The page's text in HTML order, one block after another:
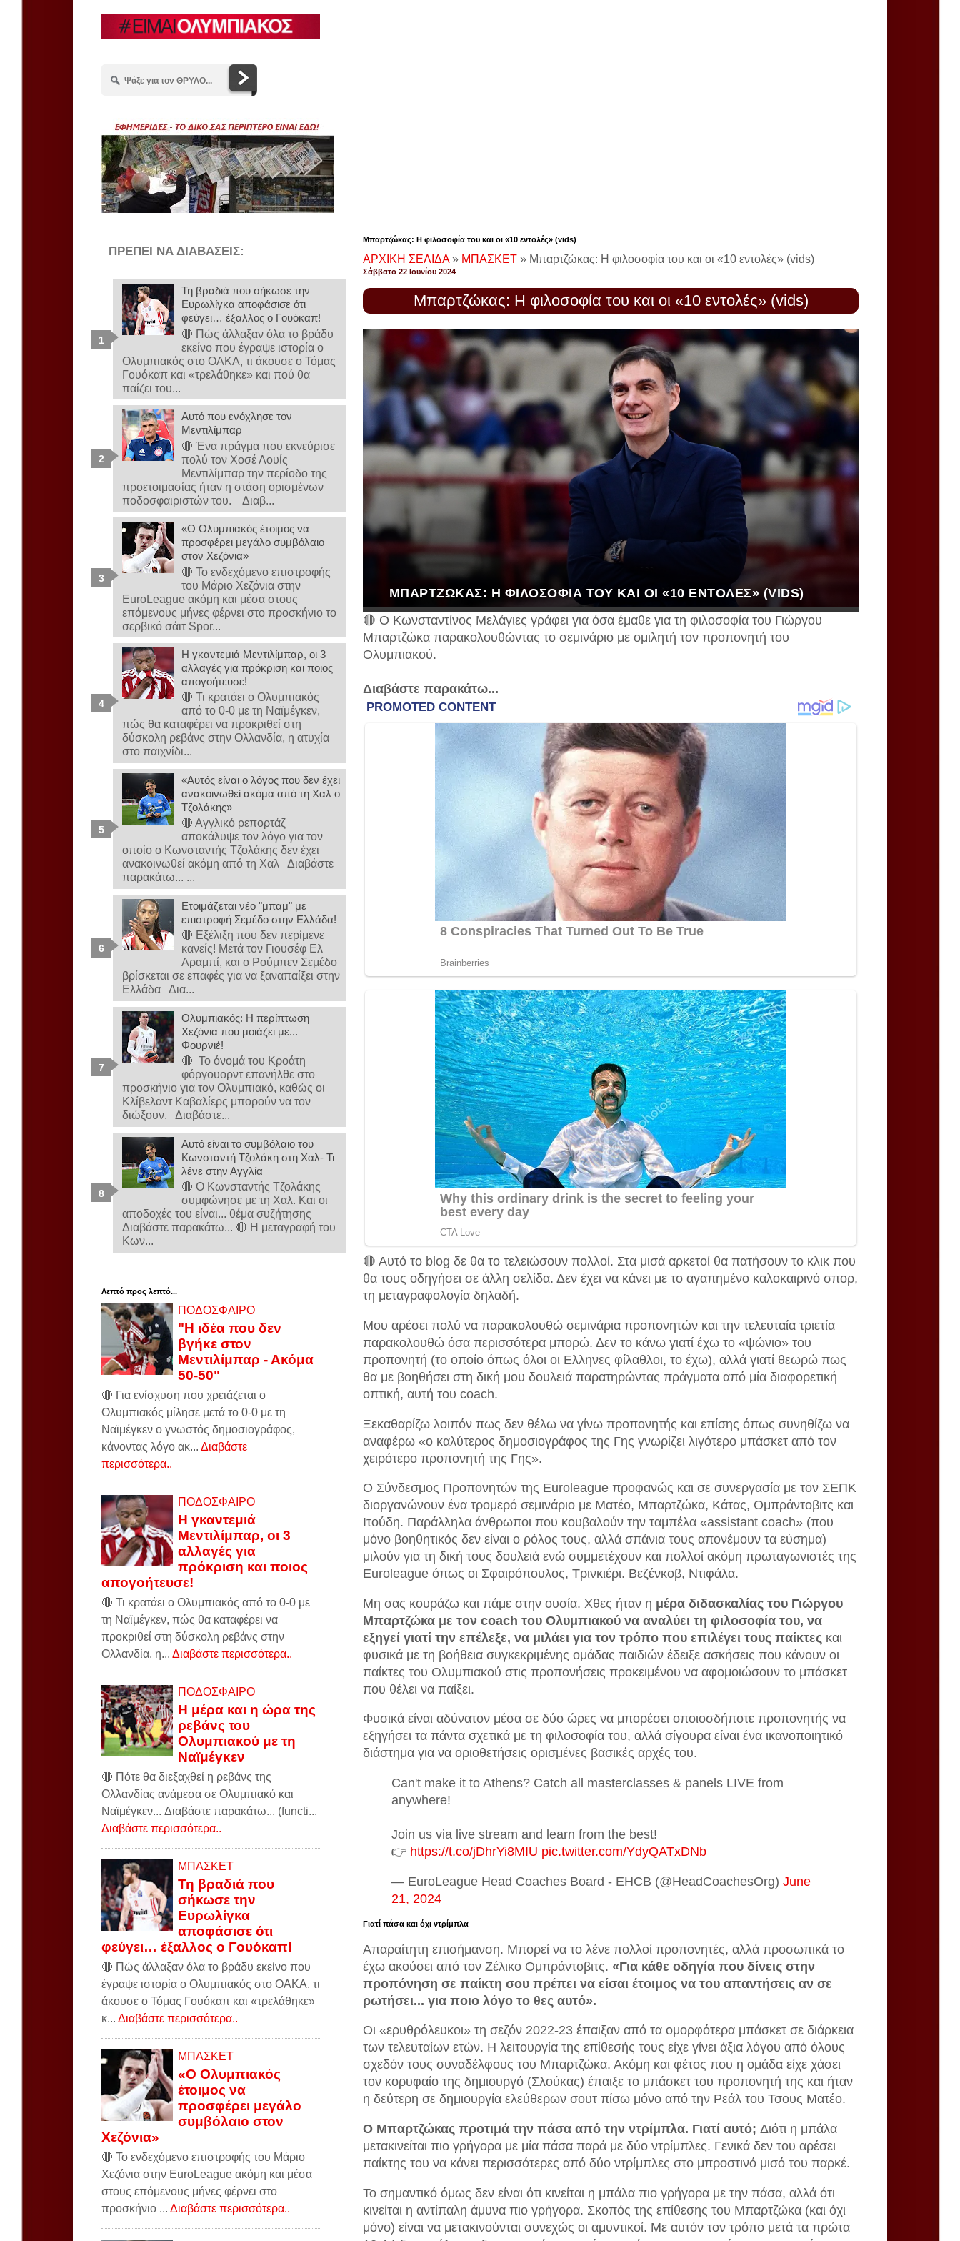
Μπαρτζώκας: Η φιλοσοφία του και οι «10 εντολές» (vids)
ΑΡΧΙΚΗ ΣΕΛΙΔΑ» ΜΠΑΣΚΕΤ » Μπαρτζώκας: Η φιλοσοφία του και οι «10 εντολές» (vids)
Σάββατο 22 Ιουνίου 2024
Μπαρτζώκας: Η φιλοσοφία του και οι «10 εντολές» (vids)
ΜΠΑΡΤΖΏΚΑΣ: Η ΦΙΛΟΣΟΦΊΑ ΤΟΥ ΚΑΙ ΟΙ «10 ΕΝΤΟΛΈΣ» (VIDS)
🔴 Ο Κωνσταντίνος Μελάγιες γράφει για όσα έμαθε για τη φιλοσοφία του Γιώργου
Μπαρτζώκα παρακολουθώντας το σεμινάριο με ομιλητή τον προπονητή του
Ολυμπιακού.
Διαβάστε παρακάτω...
🔴 Αυτό το blog δε θα το τελειώσουν πολλοί. Στα μισά αρκετοί θα πατήσουν το κλικ που
θα τους οδηγήσει σε άλλη σελίδα. Δεν έχει να κάνει με το αγαπημένο καλοκαιρινό σπορ,
τη μεταγραφολογία δηλαδή.
Μου αρέσει πολύ να παρακολουθώ σεμινάρια προπονητών και την τελευταία τριετία
παρακολουθώ όσα περισσότερα μπορώ. Δεν το κάνω γιατί έχω το «ψώνιο» του
προπονητή (το οποίο όπως όλοι οι Ελληνες φίλαθλοι, το έχω), αλλά γιατί θεωρώ πως
θα με βοηθήσει στη δική μου δουλειά παρατηρώντας πράγματα από μία διαφορετική
οπτική, αυτή του coach.
Ξεκαθαρίζω λοιπόν πως δεν θέλω να γίνω προπονητής και επίσης όπως συνηθίζω να
αναφέρω «ο καλύτερος δημοσιογράφος της Γης γνωρίζει λιγότερο μπάσκετ από τον
χειρότερο προπονητή της Γης».
Ο Σύνδεσμος Προπονητών της Euroleague προφανώς και σε συνεργασία με τον ΣΕΠΚ
διοργανώνουν ένα τρομερό σεμινάριο με Ματέο, Μπαρτζώκα, Κάτας, Ομπράντοβιτς και
Ιτούδη. Παράλληλα άνθρωποι που κουβαλούν την ταμπέλα «assistant coach» (που
μόνο βοηθητικός δεν είναι ο ρόλος τους, αλλά σπάνια τους απονέμουν τα εύσημα)
μιλούν για τη δική τους δουλειά ενώ συμμετέχουν και πολλοί ακόμη πρωταγωνιστές της
Euroleague όπως οι Σφαιρόπουλος, Τρινκιέρι. Βεζένκοβ, Ντιφάλα.
Μη σας κουράζω και πάμε στην ουσία. Χθες ήταν η μέρα διδασκαλίας του Γιώργου
Μπαρτζώκα με τον coach του Ολυμπιακού να αναλύει τη φιλοσοφία του, να
εξηγεί γιατί την επέλεξε, να μιλάει για τον τρόπο που επιλέγει τους παίκτες και
φυσικά με τη βοήθεια συγκεκριμένης ομάδας παιδιών έδειξε ασκήσεις που κάνουν οι
παίκτες του Ολυμπιακού στις προπονήσεις προκειμένου να αφομοιώσουν το μπάσκετ
που θέλει να παίξει.
Φυσικά είναι αδύνατον μέσα σε δύο ώρες να μπορέσει οποιοσδήποτε προπονητής να
εξηγήσει τα πάντα σχετικά με τη φιλοσοφία του, αλλά σίγουρα είναι ένα ικανοποιητικό
διάστημα για να οριοθετήσεις ορισμένες βασικές αρχές του.
Can't make it to Athens? Catch all masterclasses & panels LIVE from
anywhere!
Join us via live stream and learn from the best!
👉 https://t.co/jDhrYi8MIU pic.twitter.com/YdyQATxDNb
— EuroLeague Head Coaches Board - EHCB (@HeadCoachesOrg) June
21, 2024
Γιατί πάσα και όχι ντρίμπλα
Απαραίτητη επισήμανση. Μπορεί να το λένε πολλοί προπονητές, αλλά προσωπικά το
έχω ακούσει από τον Ζέλικο Ομπράντοβιτς. «Για κάθε οδηγία που δίνεις στην
προπόνηση σε παίκτη σου πρέπει να είσαι έτοιμος να του απαντήσεις αν σε
ρωτήσει... για ποιο λόγο το θες αυτό».
Οι «ερυθρόλευκοι» τη σεζόν 2022-23 έπαιξαν από τα ομορφότερα μπάσκετ σε διάρκεια
των τελευταίων ετών. Η λειτουργία της επίθεσής τους είχε γίνει άξια λόγου από όλους
σχεδόν τους συναδέλφους του Μπαρτζώκα. Ακόμη και φέτος που η ομάδα είχε χάσει
τον κορυφαίο της δημιουργό (Σλούκας) έπαιξε το μπάσκετ του προπονητή της και ήταν
η δεύτερη σε δημιουργία ελεύθερων σουτ πίσω μόνο από την Ρεάλ του Τσους Ματέο.
Ο Μπαρτζώκας προτιμά την πάσα από την ντρίμπλα. Γιατί αυτό; Διότι η μπάλα
μετακινείται πιο γρήγορα με μία πάσα παρά με δύο ντρίμπλες. Γενικά δεν του αρέσει
παίκτης του να κάνει περισσότερες από δύο ντρίμπλες στο μπροστινό μισό του παρκέ.
Το σημαντικό όμως δεν είναι ότι κινείται η μπάλα πιο γρήγορα με την πάσα, αλλά ότι
κινείται η αντίπαλη άμυνα πιο γρήγορα. Σκοπός της επίθεσης του Μπαρτζώκα (και όχι
μόνο) είναι να μετακινούνται συνεχώς οι αμυντικοί. Με αυτόν τον τρόπο μετά τα πρώτα
ΠΡΕΠΕΙ ΝΑ ΔΙΑΒΑΣΕΙΣ:
Τη βραδιά που σήκωσε την
Ευρωλίγκα αποφάσισε ότι
φεύγει… έξαλλος ο Γουόκαπ!
🔴 Πώς άλλαξαν όλα το βράδυ
εκείνο που έγραψε ιστορία ο
Ολυμπιακός στο ΟΑΚΑ, τι άκουσε ο Τόμας
Γουόκαπ και «τρελάθηκε» και πού θα
παίζει του...
Αυτό που ενόχλησε τον
Μεντιλίμπαρ
🔴 Ένα πράγμα που εκνεύρισε
πολύ τον Χοσέ Λουίς
Μεντιλίμπαρ την περίοδο της
προετοιμασίας ήταν η στάση ορισμένων
ποδοσφαιριστών του. Διαβ...
«Ο Ολυμπιακός έτοιμος να
προσφέρει μεγάλο συμβόλαιο
στον Χεζόνια»
🔴 Το ενδεχόμενο επιστροφής
του Μάριο Χεζόνια στην
EuroLeague ακόμη και μέσα στους
επόμενους μήνες φέρνει στο προσκήνιο το
σερβικό σάιτ Spor...
Η γκαντεμιά Μεντιλίμπαρ, οι 3
αλλαγές για πρόκριση και ποιος
απογοήτευσε!
🔴 Τι κρατάει ο Ολυμπιακός
από το 0-0 με τη Ναϊμέγκεν,
πώς θα καταφέρει να προκριθεί στη
δύσκολη ρεβάνς στην Ολλανδία, η ατυχία
στο παιχνίδι...
«Αυτός είναι ο λόγος που δεν έχει
ανακοινωθεί ακόμα από τη Χαλ ο
Τζολάκης»
🔴 Αγγλικό ρεπορτάζ
αποκάλυψε τον λόγο για τον
οποίο ο Κωνσταντής Τζολάκης δεν έχει
ανακοινωθεί ακόμη από τη Χαλ Διαβάστε
παρακάτω... ...
Ετοιμάζεται νέο "μπαμ" με
επιστροφή Σεμέδο στην Ελλάδα!
🔴 Εξέλιξη που δεν περίμενε
κανείς! Μετά τον Γιουσέφ Ελ
Αραμπί, και ο Ρούμπεν Σεμέδο
βρίσκεται σε επαφές για να ξαναπαίξει στην
Ελλάδα Δια...
Ολυμπιακός: Η περίπτωση
Χεζόνια που μοιάζει με...
Φουρνιέ!
🔴 Το όνομά του Κροάτη
φόργουορντ επανήλθε στο
προσκήνιο για τον Ολυμπιακό, καθώς οι
Κλίβελαντ Καβαλίερς μπορούν να τον
διώξουν. Διαβάστε...
Αυτό είναι το συμβόλαιο του
Κωνσταντή Τζολάκη στη Χαλ- Τι
λένε στην Αγγλία
🔴 Ο Κωνσταντής Τζολάκης
συμφώνησε με τη Χαλ. Και οι
αποδοχές του είναι... θέμα συζήτησης
Διαβάστε παρακάτω... 🔴 Η μεταγραφή του
Κων...
Λεπτό προς λεπτό...
ΠΟΔΟΣΦΑΙΡΟ
"Η ιδέα που δεν
βγήκε στον
Μεντιλίμπαρ - Ακόμα
50-50"
🔴 Για ενίσχυση που χρειάζεται ο
Ολυμπιακός μίλησε μετά το 0-0 με τη
Ναϊμέγκεν ο γνωστός δημοσιογράφος,
κάνοντας λόγο ακ... Διαβάστε
περισσότερα..
ΠΟΔΟΣΦΑΙΡΟ
Η γκαντεμιά
Μεντιλίμπαρ, οι 3
αλλαγές για
πρόκριση και ποιος
απογοήτευσε!
🔴 Τι κρατάει ο Ολυμπιακός από το 0-0 με
τη Ναϊμέγκεν, πώς θα καταφέρει να
προκριθεί στη δύσκολη ρεβάνς στην
Ολλανδία, η... Διαβάστε περισσότερα..
ΠΟΔΟΣΦΑΙΡΟ
Η μέρα και η ώρα της
ρεβάνς του
Ολυμπιακού με τη
Ναϊμέγκεν
🔴 Πότε θα διεξαχθεί η ρεβάνς της
Ολλανδίας ανάμεσα σε Ολυμπιακό και
Ναϊμέγκεν... Διαβάστε παρακάτω... (functi...
Διαβάστε περισσότερα..
ΜΠΑΣΚΕΤ
Τη βραδιά που
σήκωσε την
Ευρωλίγκα
αποφάσισε ότι
φεύγει… έξαλλος ο Γουόκαπ!
🔴 Πώς άλλαξαν όλα το βράδυ εκείνο που
έγραψε ιστορία ο Ολυμπιακός στο ΟΑΚΑ, τι
άκουσε ο Τόμας Γουόκαπ και «τρελάθηκε»
κ... Διαβάστε περισσότερα..
ΜΠΑΣΚΕΤ
«Ο Ολυμπιακός
έτοιμος να
προσφέρει μεγάλο
συμβόλαιο στον
Χεζόνια»
🔴 Το ενδεχόμενο επιστροφής του Μάριο
Χεζόνια στην EuroLeague ακόμη και μέσα
στους επόμενους μήνες φέρνει στο
προσκήνιο ... Διαβάστε περισσότερα..